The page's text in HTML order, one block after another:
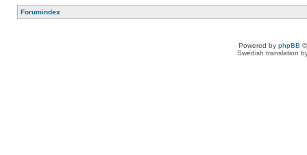
Forumindex
Powered by phpBB
Swedish translation